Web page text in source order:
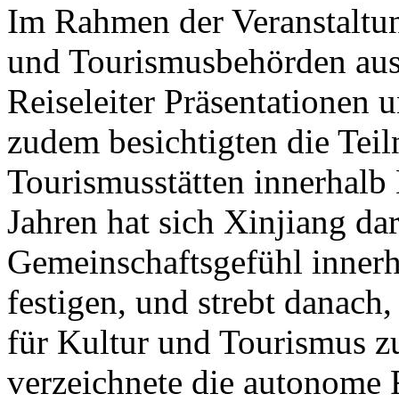
Im Rahmen der
und Tourismusbehörden
Reiseleiter Präsentationen
zudem besichtigten die
Tourismusstätten
Jahren hat sich Xinjiang
Gemeinschaftsgefühl
festigen, und strebt
für Kultur und Tourismus
verzeichnete die